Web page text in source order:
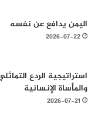
اليمن يدافع عن نفسه
2026-07-22
استراتيجية الردع
والمأساة الإنسانية
2026-07-21